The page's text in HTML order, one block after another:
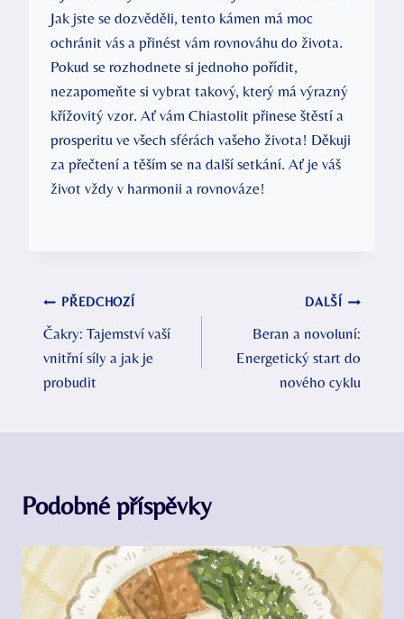
Jak jste se dozvěděli, tento kámen má moc
ochránit vás a přinést vám rovnováhu do života.
Pokud se rozhodnete si jednoho pořídit,
nezapomeňte si vybrat takový, který má výrazný
křížovitý vzor. Ať vám Chiastolit přinese štěstí a
prosperitu ve všech sférách vašeho života! Děkuji
za přečtení a těším se na další setkání. Ať je váš
život vždy v harmonii a rovnováze!
Navigace
pro
příspěvek
PŘEDCHOZÍ
Čakry: Tajemství vaší
vnitřní síly a jak je
probudit
DALŠÍ
Beran a novoluní:
Energetický start do
nového cyklu
Podobné příspěvky